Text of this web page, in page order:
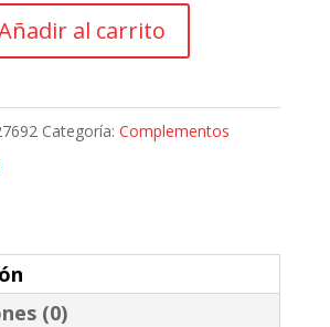
era:
€.
es:
4,43 €.
al carrito
Categoría: Complementos
(0)